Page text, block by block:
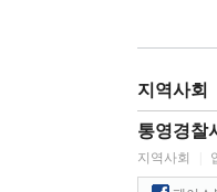
지역사회
통영경찰
지역사회